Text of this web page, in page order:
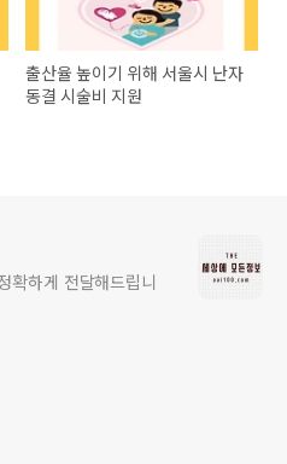
출산율 높이기 위해 서울시 난자
동결 시술비 지원
확하게 전달해드립니